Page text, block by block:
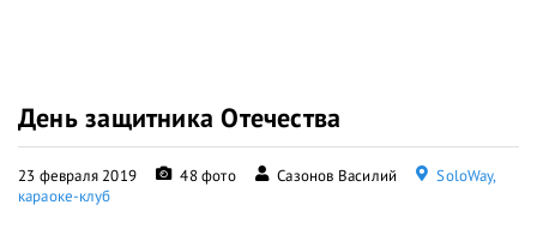
День защитника Отечества
23 февраля 2019 48 фото Сазонов Василий
SoloWay,
караоке-клуб